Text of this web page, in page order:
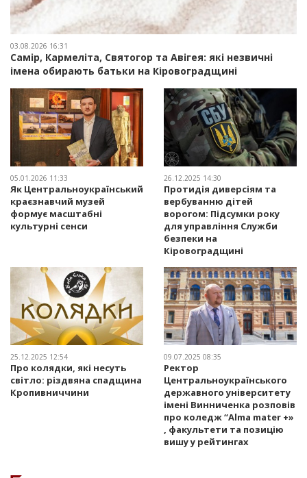
03.08.2026 16:31
Самір, Кармеліта, Святогор та Авігея: які незвичні
імена обирають батьки на Кіровоградщині
05.01.2026 11:33
Як Центральноукраїнський
краєзнавчий музей
формує масштабні
культурні сенси
26.12.2025 14:30
Протидія диверсіям та
вербуванню дітей
ворогом: Підсумки року
для управління Служби
безпеки на
Кіровоградщині
25.12.2025 12:54
Про колядки, які несуть
світло: різдвяна спадщина
Кропивниччини
09.07.2025 08:35
Ректор
Центральноукраїнського
державного університету
імені Винниченка розповів
про коледж “Alma mater +»
, факультети та позицію
вишу у рейтингах